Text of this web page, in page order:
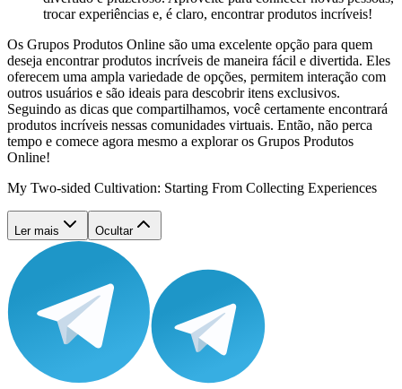
trocar experiências e, é claro, encontrar produtos incríveis!
Os Grupos Produtos Online são uma excelente opção para quem
deseja encontrar produtos incríveis de maneira fácil e divertida. Eles
oferecem uma ampla variedade de opções, permitem interação com
outros usuários e são ideais para descobrir itens exclusivos.
Seguindo as dicas que compartilhamos, você certamente encontrará
produtos incríveis nessas comunidades virtuais. Então, não perca
tempo e comece agora mesmo a explorar os Grupos Produtos
Online!
My Two-sided Cultivation: Starting From Collecting Experiences
Ler mais Ocultar